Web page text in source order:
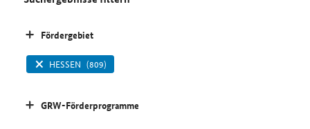
Fördergebiet
HESSEN (809)
GRW-Förderprogramme